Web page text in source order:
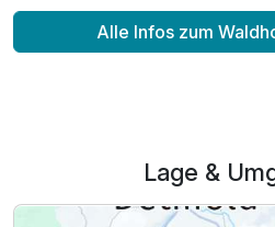
Alle Infos zum
Lage &